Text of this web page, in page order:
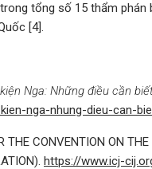
tổng số 15 thẩm phán
[4].
Nga: Những điều cần
nga-nhung-dieu-can-
THE CONVENTION ON
https://www.icj-